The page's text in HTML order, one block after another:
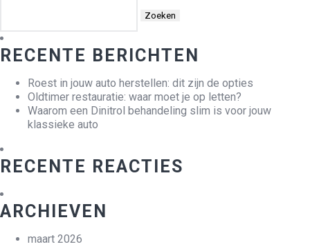
RECENTE BERICHTEN
Roest in jouw auto herstellen: dit zijn de opties
Oldtimer restauratie: waar moet je op letten?
Waarom een Dinitrol behandeling slim is voor jouw
klassieke auto
RECENTE REACTIES
ARCHIEVEN
maart 2026